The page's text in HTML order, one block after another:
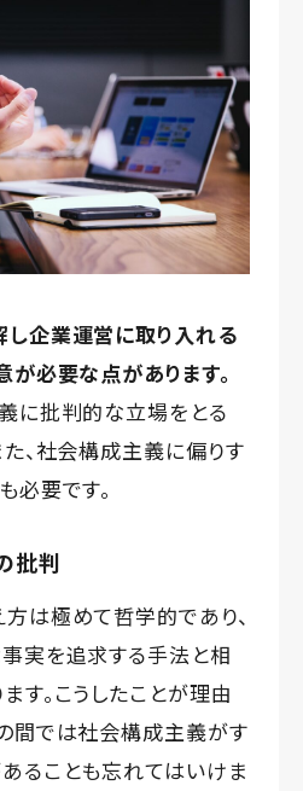
企業運営に取り入れる
が必要な点があります。
に批判的な立場をとる
た、社会構成主義に偏りす
必要です。
批判
は極めて哲学的であり、
実を追求する手法と相
す。こうしたことが理由
間では社会構成主義がす
ることも忘れてはいけま